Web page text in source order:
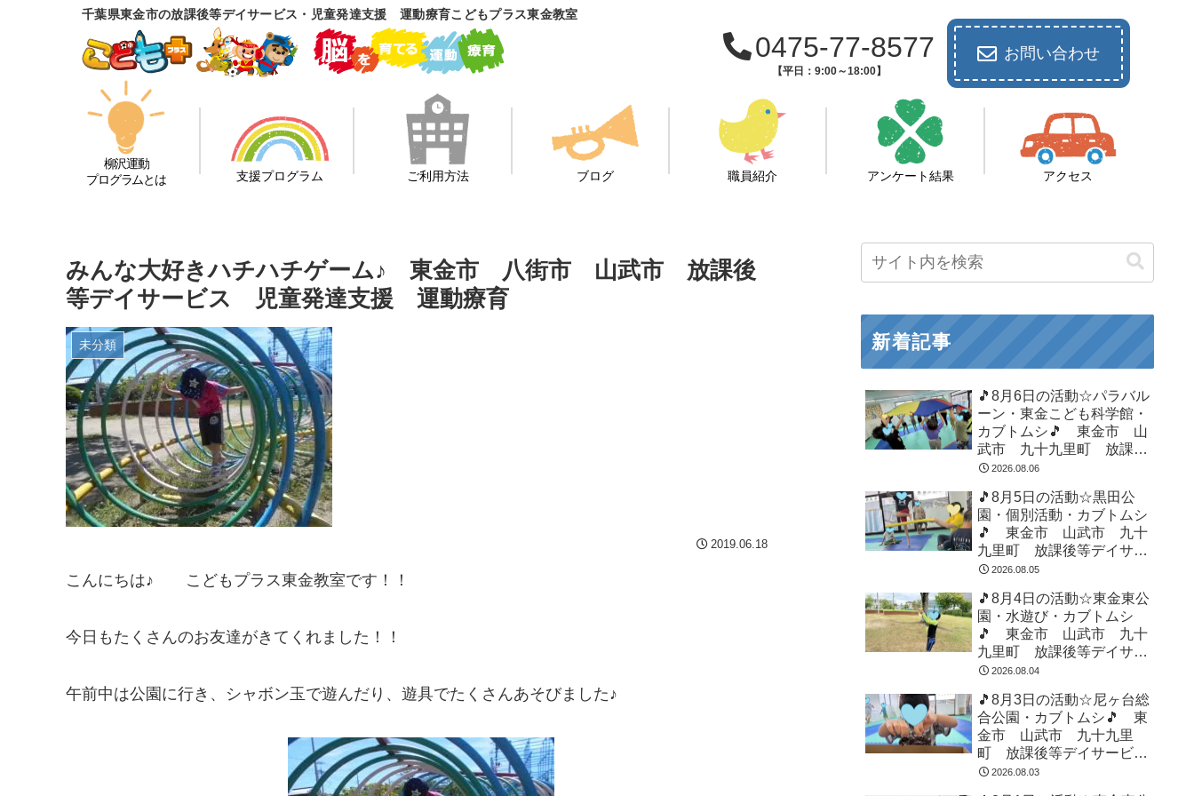
千葉県東金市の放課後等デイサービス・児童発達支援 運動療育こどもプラス東金教室
0475-77-8577
【平日：9:00～18:00】
お問い合わせ
柳沢運動
プログラムとは
支援プログラム ご利用方法 ブログ 職員紹介 アンケート結果 アクセス
みんな大好きハチハチゲーム♪ 東金市 八街市 山武市 放課後
等デイサービス 児童発達支援 運動療育
未分類
2019.06.18
こんにちは♪ こどもプラス東金教室です！！
今日もたくさんのお友達がきてくれました！！
午前中は公園に行き、シャボン玉で遊んだり、遊具でたくさんあそびました♪
新着記事
🎵8月6日の活動☆パラバル
ーン・東金こども科学館・
カブトムシ🎵 東金市 山
武市 九十九里町 放課後
等デイサービス 児童発達
2026.08.06
🎵8月5日の活動☆黒田公
園・個別活動・カブトムシ
🎵 東金市 山武市 九十
九里町 放課後等デイサー
ビス 児童発達支援 運動
2026.08.05
🎵8月4日の活動☆東金東公
園・水遊び・カブトムシ
🎵 東金市 山武市 九十
九里町 放課後等デイサー
ビス 児童発達支援 運動
2026.08.04
🎵8月3日の活動☆尼ヶ台総
合公園・カブトムシ🎵 東
金市 山武市 九十九里
町 放課後等デイサービ
ス 児童発達支援 運動療
2026.08.03